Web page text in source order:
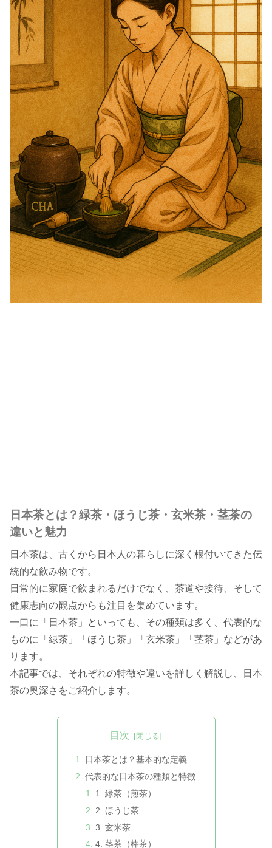
日本茶とは？緑茶・ほうじ茶・玄米茶・茎茶の
違いと魅力
日本茶は、古くから日本人の暮らしに深く根付いてきた伝
統的な飲み物です。
日常的に家庭で飲まれるだけでなく、茶道や接待、そして
健康志向の観点からも注目を集めています。
一口に「日本茶」といっても、その種類は多く、代表的な
ものに「緑茶」「ほうじ茶」「玄米茶」「茎茶」などがあ
ります。
本記事では、それぞれの特徴や違いを詳しく解説し、日本
茶の奥深さをご紹介します。
目次
日本茶とは？基本的な定義
代表的な日本茶の種類と特徴
1. 緑茶（煎茶）
2. ほうじ茶
3. 玄米茶
4. 茎茶（棒茶）